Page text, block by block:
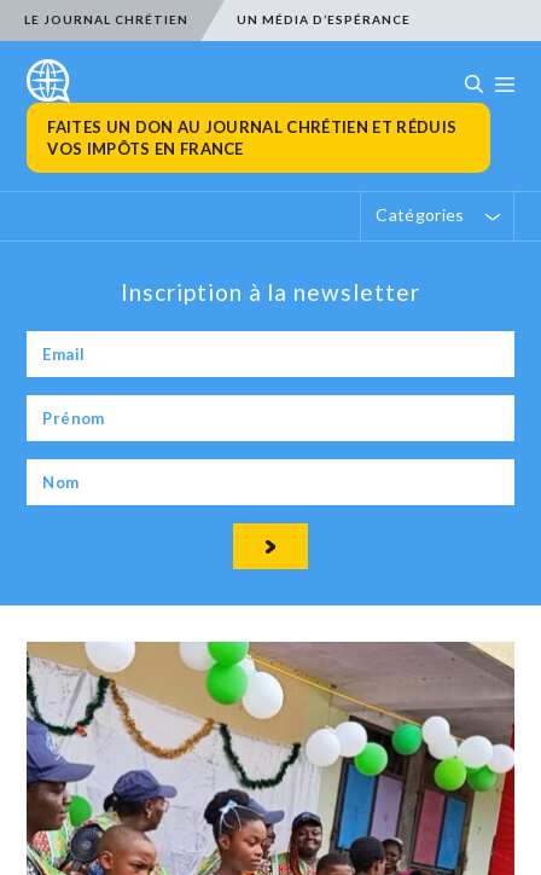
LE JOURNAL CHRÉTIEN UN MÉDIA D’ESPÉRANCE
FAITES UN DON AU JOURNAL CHRÉTIEN ET RÉDUIS
VOS IMPÔTS EN FRANCE
Catégories
Inscription à la newsletter